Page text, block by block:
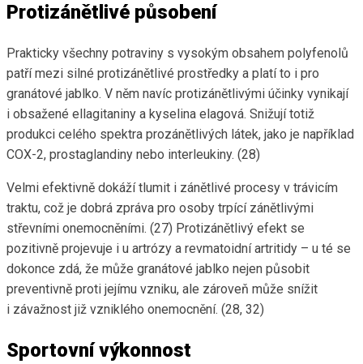
Protizánětlivé působení
Prakticky všechny potraviny s vysokým obsahem polyfenolů
patří mezi silné protizánětlivé prostředky a platí to i pro
granátové jablko. V něm navíc protizánětlivými účinky vynikají
i obsažené ellagitaniny a kyselina elagová. Snižují totiž
produkci celého spektra prozánětlivých látek, jako je například
COX-2, prostaglandiny nebo interleukiny. (28)
Velmi efektivně dokáží tlumit i zánětlivé procesy v trávicím
traktu, což je dobrá zpráva pro osoby trpící zánětlivými
střevními onemocněními. (27) Protizánětlivý efekt se
pozitivně projevuje i u artrózy a revmatoidní artritidy – u té se
dokonce zdá, že může granátové jablko nejen působit
preventivně proti jejímu vzniku, ale zároveň může snížit
i závažnost již vzniklého onemocnění. (28, 32)
Sportovní výkonnost